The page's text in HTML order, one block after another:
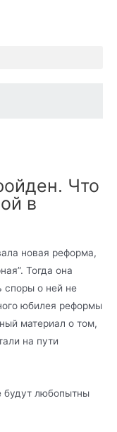
Что
в
новая реформа,
Тогда она
споры о ней не
юбилея реформы
материал о том,
на пути
будут любопытны